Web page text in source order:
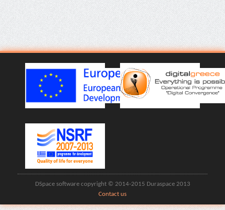
DSpace software copyright © 2014-2015 Duraspace 2013
Contact us